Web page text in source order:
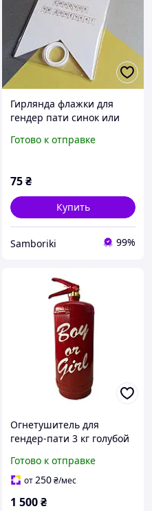
Гирлянда флажки для
гендер пати синок или
Готово к отправке
75₴
Купить
Samboriki 99%
Огнетушитель для
гендер-пати 3 кг голубой
Готово к отправке
от250₴/мес
1 500₴